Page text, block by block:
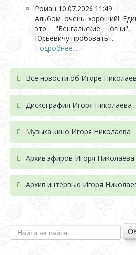
Роман 10.07.2026 11:49
Альбом очень хороший!
это "Бенгальские
Юрьевичу пробовать ...
Подробнее...
Все новости об Игоре
Дискография Игоря Николаева
Музыка кино Игоря Николаева
Архив эфиров Игоря Николаева
Архив интервью Игоря